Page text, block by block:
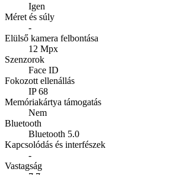
Igen
Méret és súly
-
Elülső kamera felbontása
12 Mpx
Szenzorok
Face ID
Fokozott ellenállás
IP 68
Memóriakártya támogatás
Nem
Bluetooth
Bluetooth 5.0
Kapcsolódás és interfészek
-
Vastagság